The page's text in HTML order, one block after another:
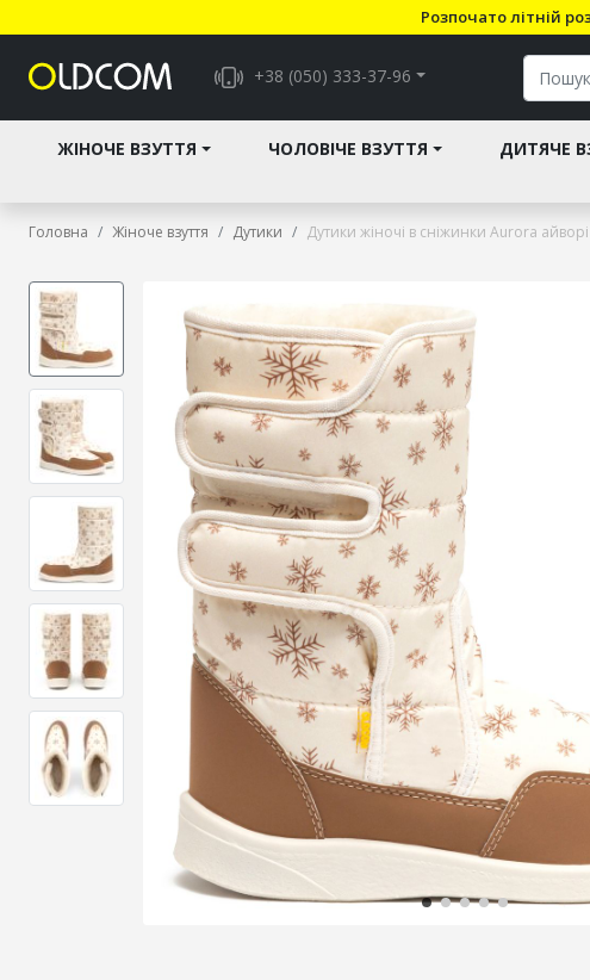
Розпочато літній
+38 (050) 333-37-96
ЖІНОЧЕ ВЗУТТЯ ЧОЛОВІЧЕ ВЗУТТЯ ДИТЯЧЕ
Головна Жіноче взуття Дутики Дутики жіночі в сніжинки Aurora айворі